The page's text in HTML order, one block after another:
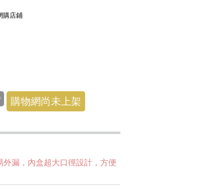
購店鋪
購物網尚未上架
漏，內盒超大口徑設計，方便